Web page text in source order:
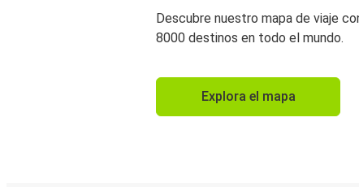
Descubre nuestro mapa de viaje
8000 destinos en todo el mundo.
Explora el mapa